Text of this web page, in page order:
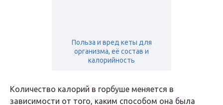
Польза и вред кеты для
организма, её состав и
калорийность
Количество калорий в горбуше меняется в
зависимости от того, каким способом она была